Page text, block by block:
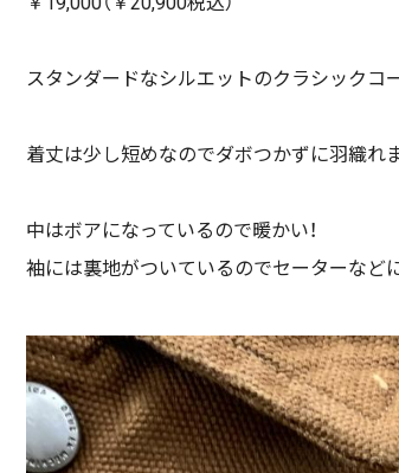
スタンダードなシルエットのクラシックコ
着丈は少し短めなのでダボつかずに羽織れま
中はボアになっているので暖かい！
袖には裏地がついているのでセーターなど